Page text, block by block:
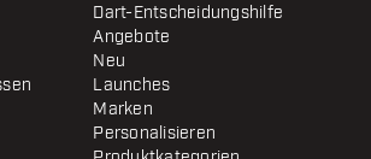
Dart-Entscheidungshilfe
Angebote
Neu
Launches
Marken
Personalisieren